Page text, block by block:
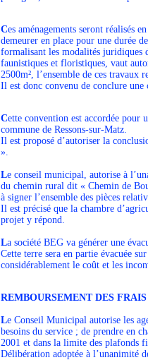
Ces aménagements seront réalisés
demeurer en place pour une durée
formalisant les modalités juridiques
faunistiques et floristiques, vaut
2500m², l’ensemble de ces travaux
Il est donc convenu de conclure
Cette convention est accordée pour
commune de Ressons-sur-Matz.
Il est proposé d’autoriser la
».
Le conseil municipal, autorise à
du chemin rural dit « Chemin de
à signer l’ensemble des pièces
Il est précisé que la chambre
projet y répond.
La société BEG va générer une
Cette terre sera en partie évacuée
considérablement le coût et les
REMBOURSEMENT DES
Le Conseil Municipal autorise les
besoins du service ; de prendre en
2001 et dans la limite des plafonds
Délibération adoptée à l’unanimité